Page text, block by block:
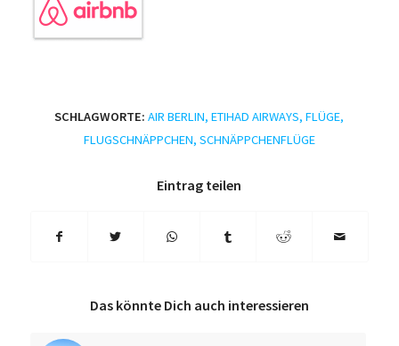
SCHLAGWORTE: AIR BERLIN,ETIHAD AIRWAYS,FLÜGE,
FLUGSCHNÄPPCHEN, SCHNÄPPCHENFLÜGE
Eintrag teilen
Das könnte Dich auch interessieren